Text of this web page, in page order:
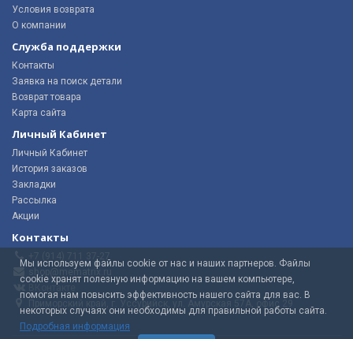
Условия возврата
О компании
Служба поддержки
Контакты
Заявка на поиск детали
Возврат товара
Карта сайта
Личный Кабинет
Личный Кабинет
История заказов
Закладки
Рассылка
Акции
Контакты
+7 (914) 711 37-27
shop@mematrix.ru
ВКонтакте
Приморский край, г. Уссурийск, ул. Амурская 57А, офис 29
Мы используем файлы cookie от нас и наших партнеров. Файлы
cookie хранят полезную информацию на вашем компьютере,
помогая нам повысить эффективность нашего сайта для вас. В
некоторых случаях они необходимы для правильной работы сайта.
Подробная информация